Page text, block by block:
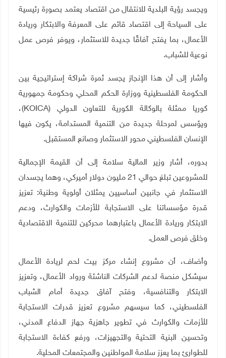
ويجسد رؤية البلدية للانتقال من اقتصاد يعتمد بصورة رئيسية
على السياحة إلى اقتصاد قائم على المعرفة والابتكار وريادة
الأعمال، بما يفتح آفاقًا جديدة للاستثمار، ويوفر فرص عمل
نوعية للشباب.
وأشار إلى أن هذا الإنجاز يجسد ثمرة شراكة إستراتيجية بين
الحكومة الفلسطينية ووزارة الحكم المحلي وحكومة جمهورية
كوريا ممثلة بالوكالة الكورية للتعاون الدولي (KOICA)،
ويؤسس لمرحلة جديدة من التنمية المستدامة، يكون فيها
الإنسان الفلسطيني محور الاستثمار وصانع المستقبل.
بدوره، أشار وزير المالية سلامة إلى أن القيمة الإجمالية
للمشروعين تبلغ حوالي 21 مليون دولار أميركي، وهما يجسدان
الاستثمار في جانبين أساسيين يمثلان أولوية وطنية: تعزيز
قدرة مؤسساتنا على الاستجابة للأزمات والكوارث، ودعم
الابتكار وريادة الأعمال باعتبارهما محركين للتنمية الاقتصادية
وخلق فرص العمل.
وأضاف، أن مشروع إنشاء مركز بيت لحم لريادة الأعمال
سيشكل منصة لدعم الشركات الناشئة ورواد الأعمال، وتعزيز
الابتكار والتنافسية، وفتح آفاق جديدة أمام الشباب
الفلسطيني، كما سيسهم مشروع تعزيز قدرات الاستجابة
للأزمات والكوارث في تطوير جاهزية جهاز الدفاع المدني،
وتحسين البنية التحتية والتجهيزات، ورفع كفاءة الاستجابة
للطوارئ بما يعزز سلامة المواطنين والمجتمعات المحلية.